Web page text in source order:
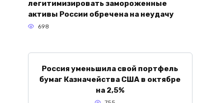
легитимизировать замороженные
активы России обречена на неудачу
698
Россия уменьшила свой портфель
бумаг Казначейства США в октябре
на 2,5%